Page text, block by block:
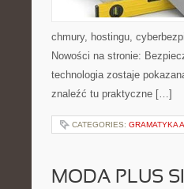
chmury, hostingu,
Nowości na stronie:
technologia zostaje
znaleźć tu praktyczne […]
CATEGORIES: GRAMATYKA
MODA PLUS